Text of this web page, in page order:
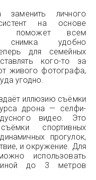
личного
на основе
поможет всем
снимка удобно
для семейных
кого-то за
живого фотографа,
угодно.
иллюзию съёмки
дрона — селфи-
видео. Это
спортивных
прогулок,
и окружение. Для
использовать
до 3 метров